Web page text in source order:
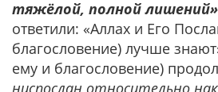
тяжёлой, полной
ответили: «Аллах и Его
благословение) лучше
ему и благословение)
ниспослан относительно